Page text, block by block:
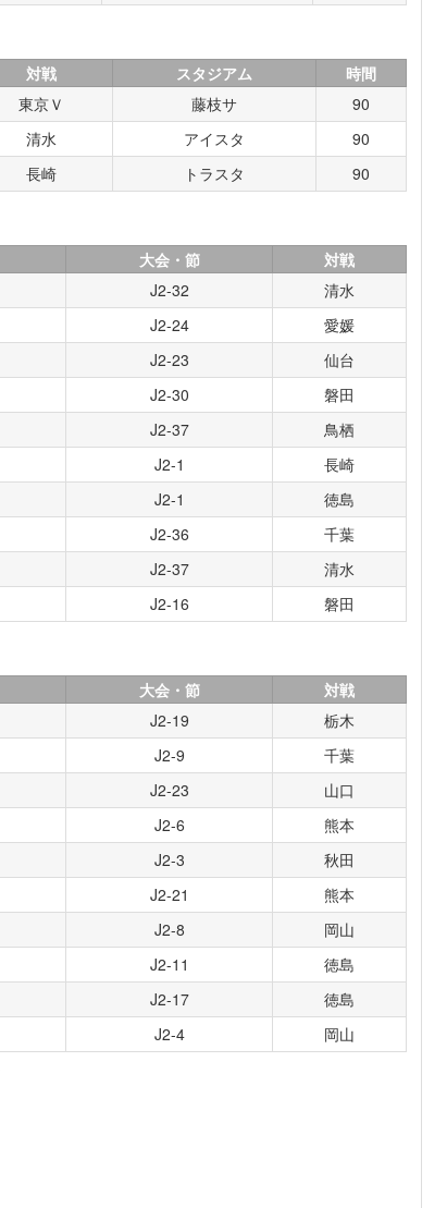
対戦 スタジアム
時間
東京Ｖ 藤枝サ
90
清水 アイスタ
90
長崎 トラスタ 90
大会・節
対戦
J2-32
清水
J2-24
愛媛
J2-23
仙台
J2-30
磐田
J2-37
鳥栖
J2-1
長崎
J2-1
徳島
J2-36
千葉
J2-37
清水
J2-16 磐田
大会・節
対戦
J2-19
栃木
J2-9
千葉
J2-23
山口
J2-6
熊本
J2-3
秋田
J2-21
熊本
J2-8
岡山
J2-11
徳島
J2-17
徳島
J2-4
岡山